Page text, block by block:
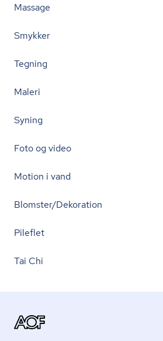
Massage
Smykker
Tegning
Maleri
Syning
Foto og video
Motion i vand
Blomster/Dekoration
Pileflet
Tai Chi